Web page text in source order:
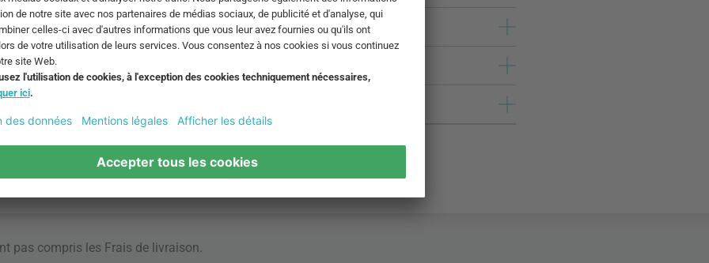
pas compris les Frais de livraison.